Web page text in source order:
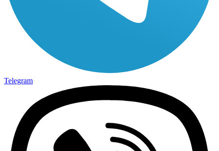
Telegram